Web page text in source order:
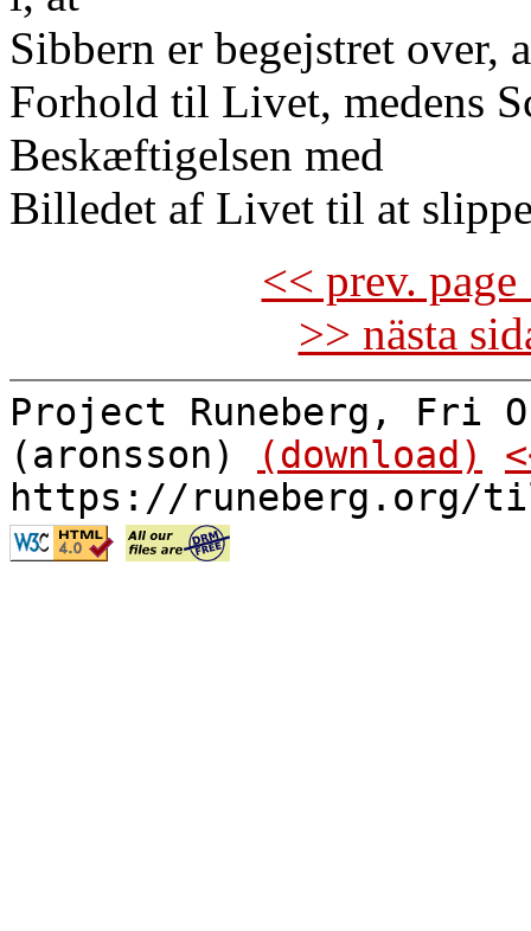
Sibbern er begejstret over,
Forhold til Livet, medens
Beskæftigelsen med
Billedet af Livet til at
<< prev.
>> nästa
Project Runeberg, Fri
(aronsson)
(download)
https://runeberg.org/